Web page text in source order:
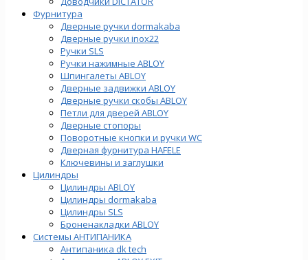
Фурнитура
Дверные ручки dormakaba
Дверные ручки inox22
Ручки SLS
Ручки нажимные ABLOY
Шпингалеты ABLOY
Дверные задвижки ABLOY
Дверные ручки скобы ABLOY
Петли для дверей ABLOY
Дверные стопоры
Поворотные кнопки и ручки WC
Дверная фурнитура HAFELE
Ключевины и заглушки
Цилиндры
Цилиндры ABLOY
Цилиндры dormakaba
Цилиндры SLS
Броненакладки ABLOY
Системы АНТИПАНИКА
Антипаника dk tech